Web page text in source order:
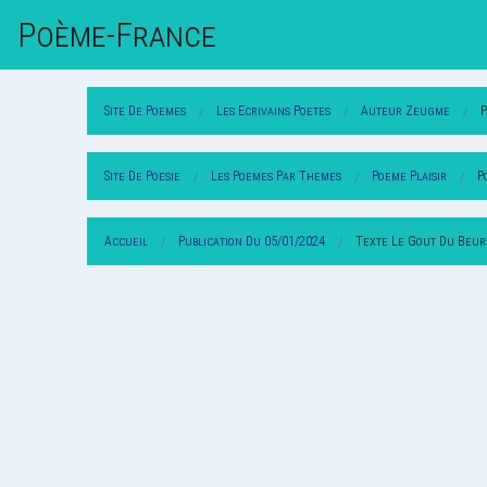
Poème-FrAnce
Site De Poemes Les Ecrivains Poetes Auteur Zeugme
Site De Poesie Les Poemes Par Themes Poeme Plaisir
Accueil Publication Du 05/01/2024 Texte Le Gout Du